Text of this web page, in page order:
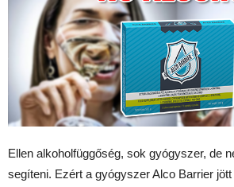
Ellen alkoholfüggőség, sok gyógyszer, de
segíteni. Ezért a gyógyszer Alco Barrier